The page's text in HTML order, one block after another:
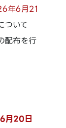
年6月21
ついて
配布を行
月20日